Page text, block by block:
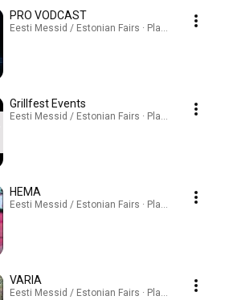
PRO VODCAST
Eesti Messid / Estonian Fairs · Playlist
Grillfest Events
Eesti Messid / Estonian Fairs · Playlist
HEMA
Eesti Messid / Estonian Fairs · Playlist
VARIA
Eesti Messid / Estonian Fairs · Playlist